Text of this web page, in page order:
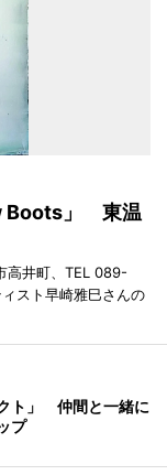
Boots」 東温
高井町、TEL 089-
スト早崎雅巳さんの
ト」 仲間と一緒に
プ